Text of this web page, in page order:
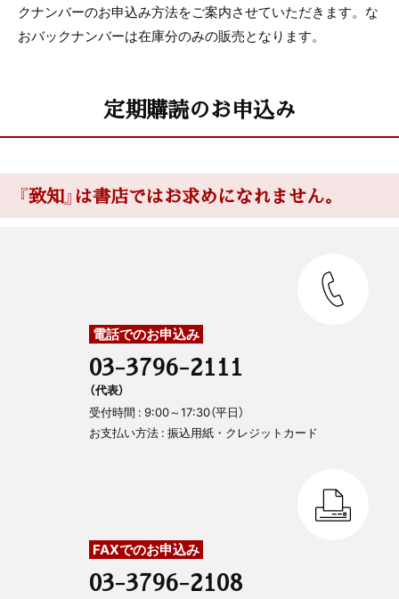
クナンバーのお申込み方法をご案内させていただきます。な
おバックナンバーは在庫分のみの販売となります。
定期購読のお申込み
『致知』は書店ではお求めになれません。
電話でのお申込み
03-3796-2111
（代表）
受付時間 : 9:00～17:30（平日）
お支払い方法 : 振込用紙・クレジットカード
FAXでのお申込み
03-3796-2108